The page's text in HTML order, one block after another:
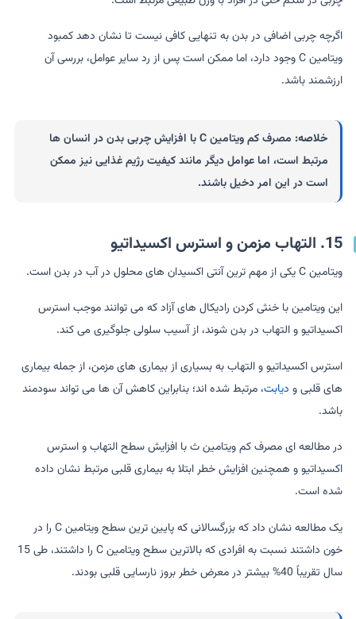
اگرچه چربی اضافی در بدن به تنهایی کافی نیست تا نشان دهد کمبود
ویتامین C وجود دارد، اما ممکن است پس از رد سایر عوامل، بررسی آن
ارزشمند باشد.
خلاصه:
مصرف کم ویتامین C با افزایش چربی بدن در انسان ها
مرتبط است، اما عوامل دیگر مانند کیفیت رژیم غذایی نیز ممکن
است در این امر دخیل باشند.
15. التهاب مزمن و استرس اکسیداتیو
ویتامین C یکی از مهم ترین آنتی اکسیدان های محلول در آب در بدن است.
این ویتامین با خنثی کردن رادیکال های آزاد که می توانند موجب استرس
اکسیداتیو و التهاب در بدن شوند، از آسیب سلولی جلوگیری می کند.
استرس اکسیداتیو و التهاب به بسیاری از بیماری های مزمن، از جمله بیماری
های قلبی و دیابت، مرتبط شده اند؛ بنابراین کاهش آن ها می تواند سودمند
باشد.
در مطالعه ای مصرف کم ویتامین ث با افزایش سطح التهاب و استرس
اکسیداتیو و همچنین افزایش خطر ابتلا به بیماری قلبی مرتبط نشان داده
شده است.
یک مطالعه نشان داد که بزرگسالانی که پایین ترین سطح ویتامین C را در
خون داشتند نسبت به افرادی که بالاترین سطح ویتامین C را داشتند، طی 15
سال تقریباً 40% بیشتر در معرض خطر بروز نارسایی قلبی بودند.